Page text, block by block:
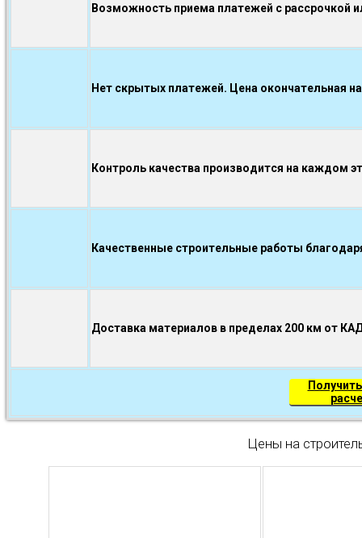
Возможность приема платежей с рассрочкой
Нет скрытых платежей. Цена окончательная
Контроль качества производится на каждом
Качественные строительные работы
Доставка материалов в пределах 200 км от
Цены на